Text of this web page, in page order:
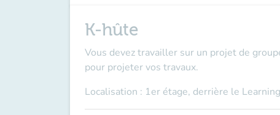
K-hûte
Vous devez travailler sur un projet de
pour projeter vos travaux.
Localisation : 1er étage, derrière le